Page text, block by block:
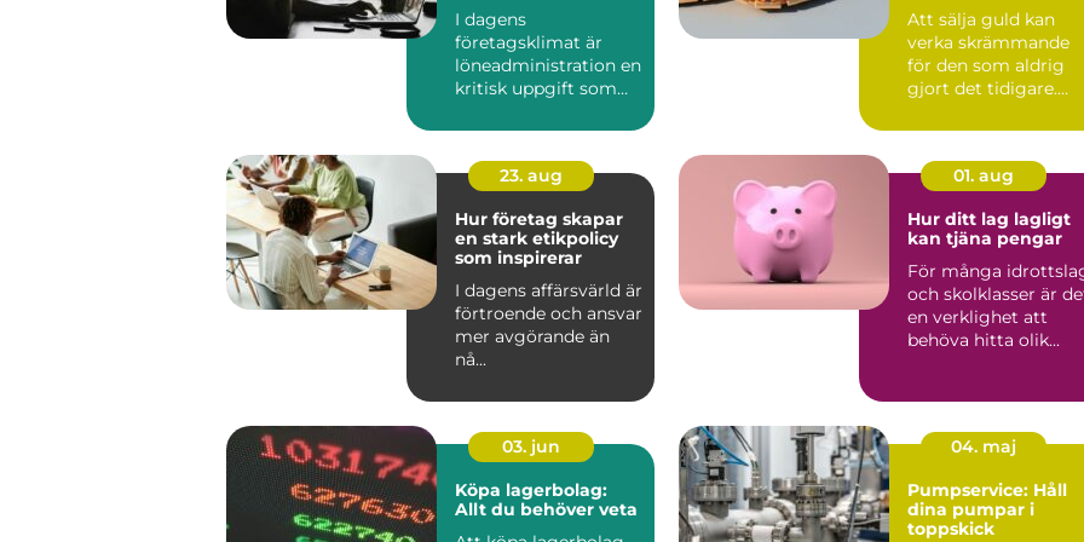
I dagens
företagsklimat är
löneadministration en
kritisk uppgift som
Att sälja guld kan
verka skrämmande
för den som aldrig
gjort det tidigare.
23. aug
Hur företag skapar
en stark etikpolicy
som inspirerar
I dagens affärsvärld är
förtroende och ansvar
mer avgörande än
nå...
01. aug
Hur ditt lag lagligt
kan tjäna pengar
För många
och skolklasser är
en verklighet att
behöva hitta olik...
03. jun
Köpa lagerbolag:
Allt du behöver veta
04. maj
Pumpservice: Håll
dina pumpar i
toppskick